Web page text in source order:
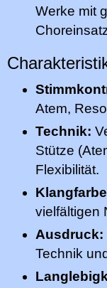
Werke mit
Atem,
Technik:
Stütze
Flexibilität.
vielfältigen
Ausdruck:
Technik